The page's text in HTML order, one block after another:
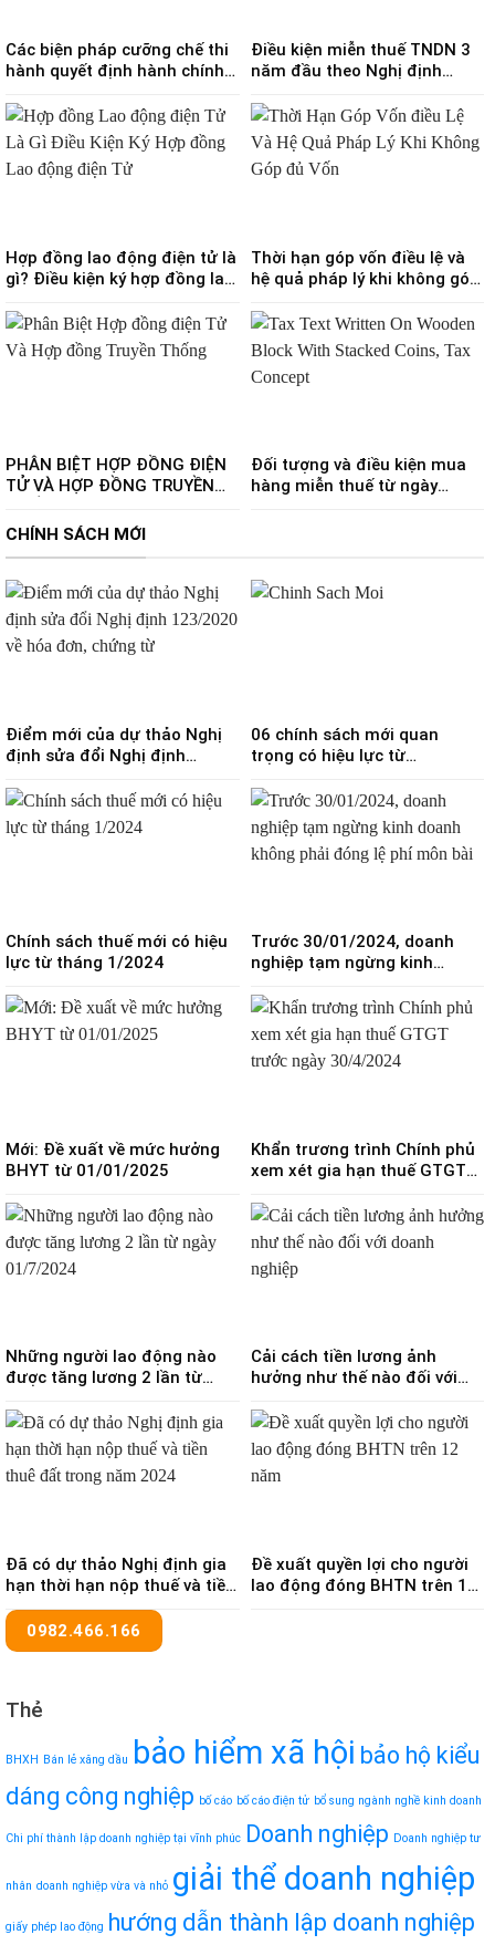
Các biện pháp cưỡng chế thi
hành quyết định hành chính
Điều kiện miễn thuế TNDN 3
năm đầu theo Nghị định
Hợp đồng lao động điện tử là
gì? Điều kiện ký hợp đồng lao
Thời hạn góp vốn điều lệ và
hệ quả pháp lý khi không góp
PHÂN BIỆT HỢP ĐỒNG ĐIỆN
TỬ VÀ HỢP ĐỒNG TRUYỀN
Đối tượng và điều kiện mua
hàng miễn thuế từ ngày
CHÍNH SÁCH MỚI
Điểm mới của dự thảo Nghị
định sửa đổi Nghị định
từ
06 chính sách mới quan
trọng có hiệu lực từ
Chính sách thuế mới có hiệu
lực từ tháng 1/2024
Trước 30/01/2024, doanh
nghiệp tạm ngừng kinh
môn bài
Mới: Đề xuất về mức hưởng
BHYT từ 01/01/2025
Khẩn trương trình Chính phủ
xem xét gia hạn thuế GTGT
Những người lao động nào
được tăng lương 2 lần từ
Cải cách tiền lương ảnh
hưởng như thế nào đối với
Đã có dự thảo Nghị định gia
hạn thời hạn nộp thuế và tiền
thuê đất trong năm 2024
Đề xuất quyền lợi cho người
lao động đóng BHTN trên 12
0982.466.166
Thẻ
BHXH Bán lẻ xăng dầu bảo hiểm xã hội bảo hộ kiểu
dáng công nghiệp bố cáo bố cáo điện tử bổ sung ngành nghề kinh doanh
Chi phí thành lập doanh nghiệp tại vĩnh phúc Doanh nghiệp Doanh nghiệp tư
nhân doanh nghiệp vừa và nhỏ giải thể doanh nghiệp
giấy phép lao động hướng dẫn thành lập doanh nghiệp